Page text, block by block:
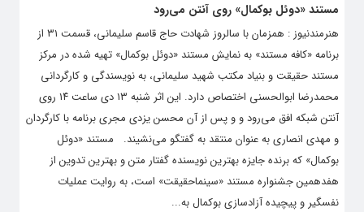
مستند «دوئل بوکمال» روی آنتن می‌رود
هنرمندنیوز : همزمان با سالروز شهادت حاج قاسم سلیمانی، قسمت ۳۱ از
برنامه «کافه مستند» به نمایش مستند «دوئل بوکمال» تهیه شده در مرکز
مستند حقیقت و بنیاد مکتب شهید سلیمانی، به نویسندگی و کارگردانی
محمدرضا ابوالحسنی اختصاص دارد. این اثر شنبه ۱۳ دی ساعت ۱۴ روی
آنتن شبکه افق می‌رود و و پس از آن محسن یزدی مجری برنامه با کارگردان
و مهدی انصاری به عنوان منتقد به گفتگو می‌نشیند. مستند «دوئل
بوکمال» که برنده جایزه بهترین نویسنده گفتار متن و بهترین تدوین از
هفدهمین جشنواره مستند «سینماحقیقت» است، به روایت عملیات
نفسگیر و پیچیده آزادسازی بوکمال به...